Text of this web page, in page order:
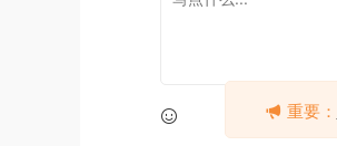
重要：